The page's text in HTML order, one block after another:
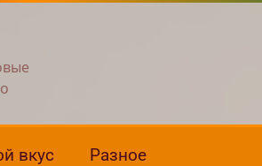
вкус Разное